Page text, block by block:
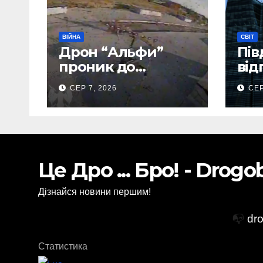
ВІЙНА
Дрон “Альфи”
проник до
Донецького
аеропорту та
спалив “Шахед”
СЕР 7, 2026
СВІТ
Це Дро ... Бро! -
Дізнайся новини першим!
📭
Статистика